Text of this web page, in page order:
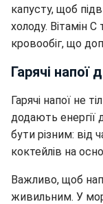
капусту, щоб
холоду. Вітамін
кровообіг, що
Гарячі напої
Гарячі напої не
додають енергії
бути різним: від
коктейлів на
Важливо, щоб
живильним. У